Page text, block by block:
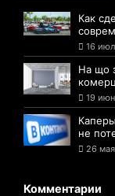
Как
16
На що
19
не
26
Комментарии